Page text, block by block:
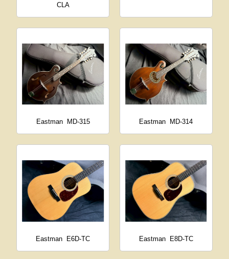
CLA
Eastman MD-315 Eastman MD-314
Eastman E6D-TC Eastman E8D-TC